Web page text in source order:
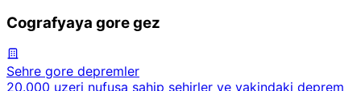
Cografyaya gore gez
Sehre gore depremler
20.000 uzeri nufusa sahip sehirler ve yakindaki deprem